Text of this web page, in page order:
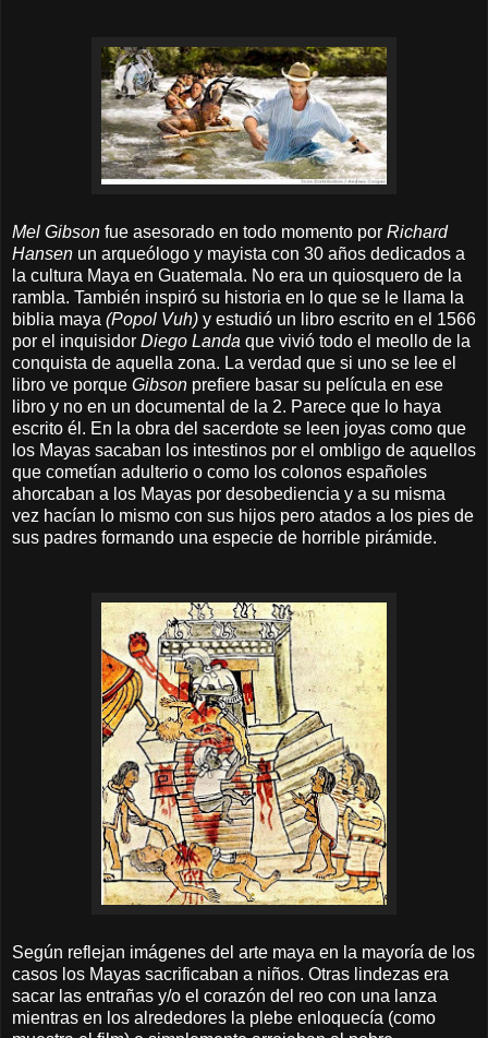
Mel Gibson fue asesorado en todo momento por Richard
Hansen un arqueólogo y mayista con 30 años dedicados a
la cultura Maya en Guatemala. No era un quiosquero de la
rambla. También inspiró su historia en lo que se le llama la
biblia maya (Popol Vuh) y estudió un libro escrito en el 1566
por el inquisidor Diego Landa que vivió todo el meollo de la
conquista de aquella zona. La verdad que si uno se lee el
libro ve porque Gibson prefiere basar su película en ese
libro y no en un documental de la 2. Parece que lo haya
escrito él. En la obra del sacerdote se leen joyas como que
los Mayas sacaban los intestinos por el ombligo de aquellos
que cometían adulterio o como los colonos españoles
ahorcaban a los Mayas por desobediencia y a su misma
vez hacían lo mismo con sus hijos pero atados a los pies de
sus padres formando una especie de horrible pirámide.
Según reflejan imágenes del arte maya en la mayoría de los
casos los Mayas sacrificaban a niños. Otras lindezas era
sacar las entrañas y/o el corazón del reo con una lanza
mientras en los alrededores la plebe enloquecía (como